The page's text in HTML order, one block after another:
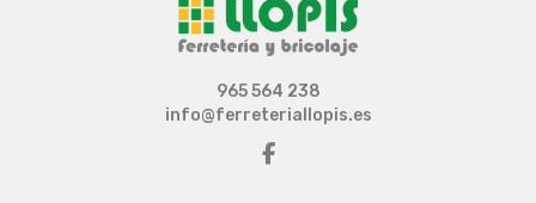
965 564 238
info@ferreteriallopis.es